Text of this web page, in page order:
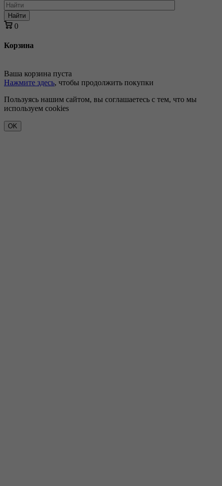
Найти
0
Корзина
Ваша корзина пуста
Нажмите здесь, чтобы продолжить покупки
Пользуясь нашим сайтом, вы соглашаетесь с тем, что мы
используем cookies
OK